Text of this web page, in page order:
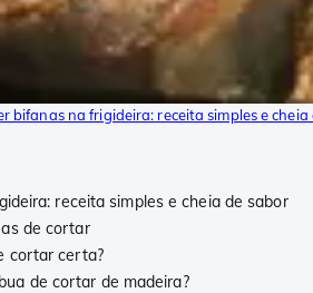
receita simples e cheia de sabor
de cortar
cortar certa?
de cortar de madeira?
bifanas na frigideira: receita simples e cheia